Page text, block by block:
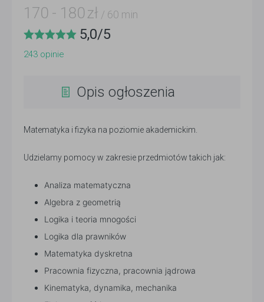
170 - 180 zł / 60 min
5,0/5
243 opinie
Opis ogłoszenia
Matematyka i fizyka na poziomie akademickim.
Udzielamy pomocy w zakresie przedmiotów takich jak:
Analiza matematyczna
Algebra z geometrią
Logika i teoria mnogości
Logika dla prawników
Matematyka dyskretna
Pracownia fizyczna, pracownia jądrowa
Kinematyka, dynamika, mechanika